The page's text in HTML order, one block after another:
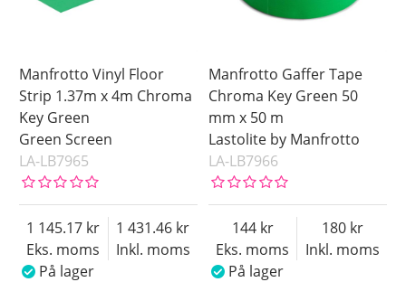
Manfrotto Vinyl Floor
Strip 1.37m x 4m Chroma
Key Green
Green Screen
LA-LB7965
Eks. moms
1 145.17
Inkl. moms
1 431.46
På lager
Manfrotto Gaffer Tape
Chroma Key Green 50
mm x 50 m
Lastolite by Manfrotto
LA-LB7966
Eks. moms
144
Inkl. moms
180
På lager